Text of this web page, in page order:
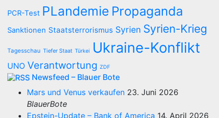
PCR-Test PLandemie Propaganda
Sanktionen Staatsterrorismus Syrien Syrien-Krieg
Tagesschau Tiefer Staat Türkei Ukraine-Konflikt
UNO Verantwortung ZDF
Newsfeed – Blauer Bote
Mars und Venus verkaufen 23. Juni 2026
BlauerBote
Epstein-Update – Bank of America 14. April 2026